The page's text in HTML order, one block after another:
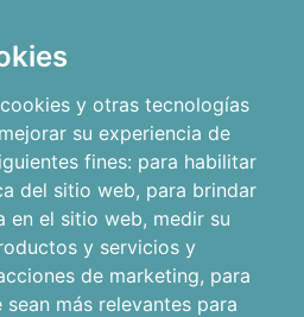
y otras tecnologías
su experiencia de
fines: para habilitar
del sitio web, para brindar
en el sitio web, medir su
y servicios y
de marketing, para
más relevantes para